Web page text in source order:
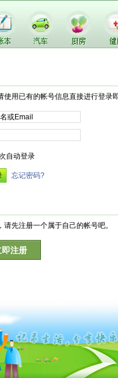
用已有的帐号信息直接进行登录
自动登录
忘记密码?
先注册一个属于自己的帐号吧。
即注册